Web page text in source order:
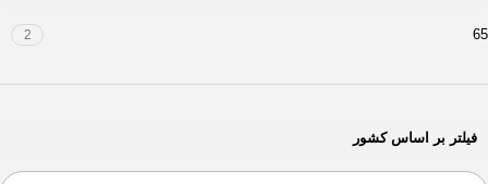
65
2
فیلتر بر اساس کشور